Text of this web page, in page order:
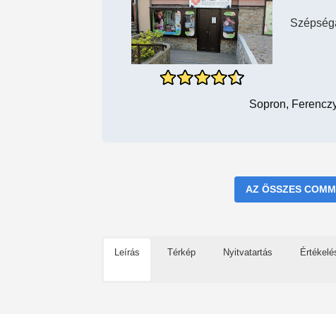
Sopron,
AZ ÖSSZES
Leírás Térkép Nyitvatartás